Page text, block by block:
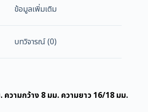
ข้อมูลเพิ่มเติม
บทวิจารณ์ (0)
ความกว้าง 8 มม. ความยาว 16/18 มม.